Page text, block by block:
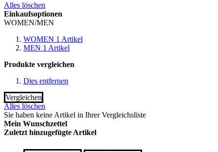
Alles löschen
Einkaufsoptionen
WOMEN/MEN
WOMEN 1 Artikel
MEN 1 Artikel
Produkte vergleichen
Dies entfernen
Vergleichen
Alles löschen
Sie haben keine Artikel in Ihrer Vergleichsliste
Mein Wunschzettel
Zuletzt hinzugefügte Artikel